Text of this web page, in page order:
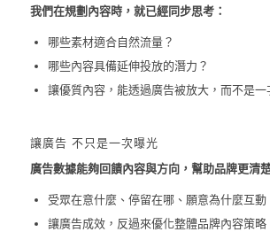
我們在規劃內容時，就已經同步思考：
哪些素材適合自然流量？
哪些內容具備延伸投放的潛力？
讓優質內容，能透過廣告被放大，而不是一
讓廣告 不只是一次曝光
廣告數據能夠回饋內容與方向，幫助品牌更清
受眾在意什麼、停留在哪、願意為什麼互動
讓廣告成效，反過來優化整體品牌內容策略